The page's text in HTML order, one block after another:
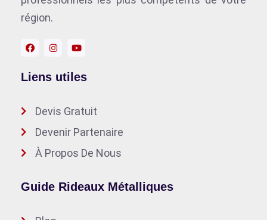
région.
Liens utiles
Devis Gratuit
Devenir Partenaire
À Propos De Nous
Guide Rideaux Métalliques